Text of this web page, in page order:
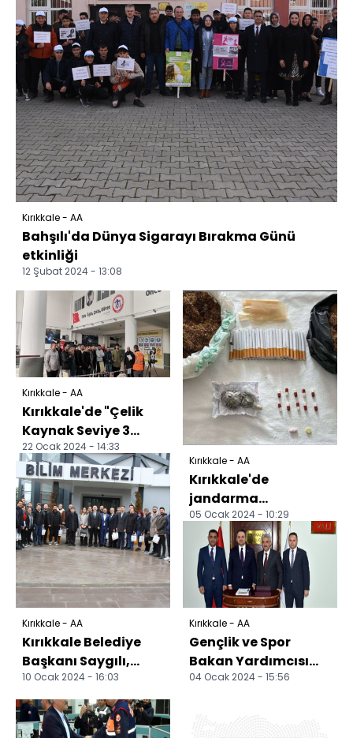
Kırıkkale - AA
Bahşılı'da Dünya Sigarayı Bırakma Günü
etkinliği
12 Şubat 2024 - 13:08
Kırıkkale - AA
Kırıkkale'de "Çelik
Kaynak Seviye 3
Mesleki Yeterlilik
Sınavı" yapıldı
22 Ocak 2024 - 14:33
Kırıkkale - AA
Kırıkkale Belediye
Başkanı Saygılı,
gazetecilerle
buluştu
10 Ocak 2024 - 16:03
Kırıkkale - AA
Kırıkkale'de
jandarma
ekiplerince sentetik
uyuşturucu, hap ve
esrar ele geç...
05 Ocak 2024 - 10:29
Kırıkkale - AA
Gençlik ve Spor
Bakan Yardımcısı
Eminoğlu,
04 Ocak 2024 - 15:56